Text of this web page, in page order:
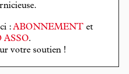
: ABONNEMENT et
ASSO.
votre soutien !